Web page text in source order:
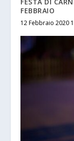
FEBBRAIO
12 Febbraio 2020